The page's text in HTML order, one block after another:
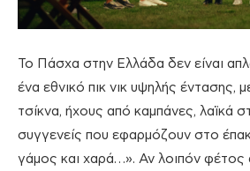
Το Πάσχα στην Ελλάδα δεν είναι
ένα εθνικό πικ νικ υψηλής έντασης,
τσίκνα, ήχους από καμπάνες, λαϊκά
συγγενείς που εφαρμόζουν στο
γάμος και χαρά…». Αν λοιπόν φέτος